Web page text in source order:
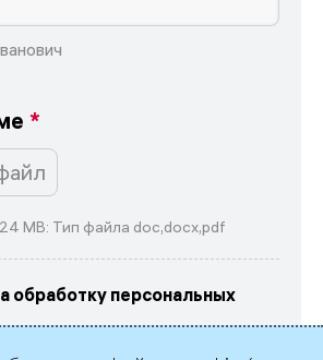
MB: Тип файла doc,docx,pdf
обработку персональных